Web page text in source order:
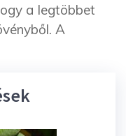
a legtöbbet
A